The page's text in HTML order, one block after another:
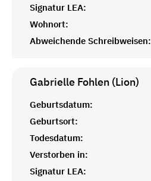
Signatur LEA:
Wohnort:
Abweichende Schreibweisen:
Gabrielle Fohlen (Lion)
Geburtsdatum:
Geburtsort:
Todesdatum:
Verstorben in:
Signatur LEA: